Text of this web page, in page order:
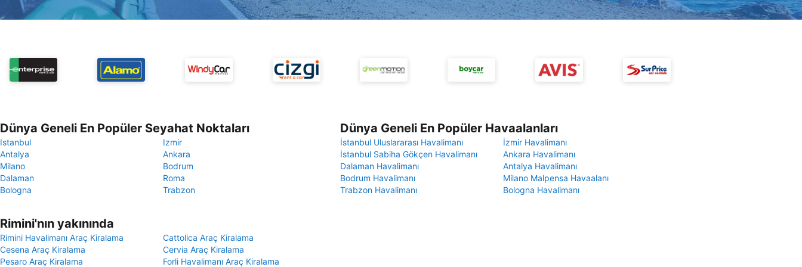
Dünya Geneli En Popüler Seyahat Noktaları
Istanbul
Izmir
Antalya
Ankara
Milano
Bodrum
Dalaman
Roma
Bologna
Trabzon
Dünya Geneli En Popüler Havaalanları
İstanbul Uluslararası Havalimanı
İzmir Havalimanı
İstanbul Sabiha Gökçen Havalimanı
Ankara Havalimanı
Dalaman Havalimanı
Antalya Havalimanı
Bodrum Havalimanı
Milano Malpensa Havaalanı
Trabzon Havalimanı
Bologna Havalimanı
Rimini'nın yakınında
Rimini Havalimanı Araç Kiralama
Cattolica Araç Kiralama
Cesena Araç Kiralama
Cervia Araç Kiralama
Pesaro Araç Kiralama
Forli Havalimanı Araç Kiralama